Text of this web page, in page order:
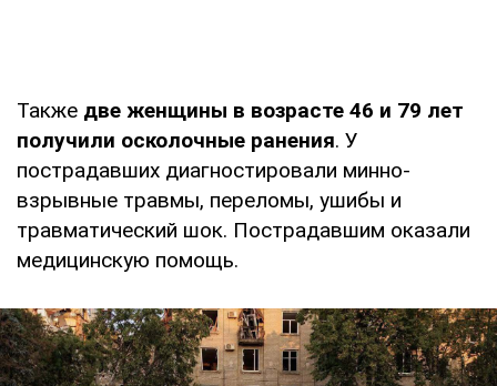
Также две женщины в возрасте 46 и 79 лет
получили осколочные ранения. У
пострадавших диагностировали минно-
взрывные травмы, переломы, ушибы и
травматический шок. Пострадавшим оказали
медицинскую помощь.